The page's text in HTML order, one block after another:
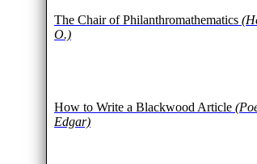
The Chair of Philanthromathematics
O.)
How to Write a Blackwood Article
Edgar)